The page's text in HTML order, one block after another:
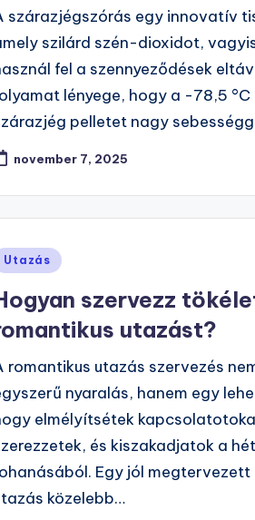
szárazjégszórás egy innovatív
szilárd szén-dioxidot,
fel a szennyeződések
lényege, hogy a -78,5 °C
pelletet nagy
november 7, 2025
Utazás
szervezz
utazást?
romantikus utazás szervezés
nyaralás, hanem egy
elmélyítsétek
és kiszakadjatok a
Egy jól megtervezett
közelebb…